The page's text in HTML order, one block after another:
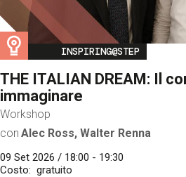
Image
INSPIRING@STEP
THE ITALIAN DREAM: Il
immaginare
Workshop
con Alec Ross, Walter Renna
09 Set 2026 / 18:00 - 19:30
Costo
gratuito